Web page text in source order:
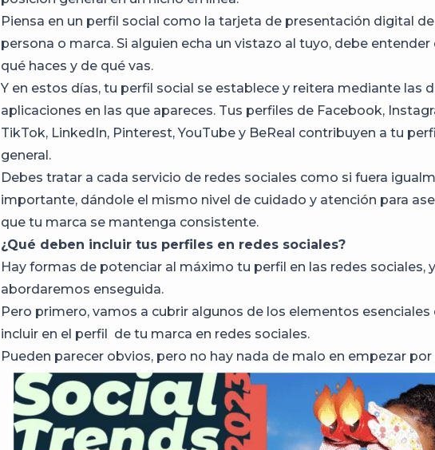
Piensa en un perfil social como la tarjeta de presentación digital
persona o marca. Si alguien echa un vistazo al tuyo, debe entender
qué haces y de qué vas.
Y en estos días, tu perfil social se establece y reitera mediante las
aplicaciones en las que apareces. Tus perfiles de Facebook,
TikTok, LinkedIn, Pinterest, YouTube y BeReal contribuyen a tu
general.
Debes tratar a cada servicio de redes sociales como si fuera
importante, dándole el mismo nivel de cuidado y atención para
que tu marca se mantenga consistente.
¿Qué deben incluir tus perfiles en redes sociales?
Hay formas de potenciar al máximo tu perfil en las redes sociales,
abordaremos enseguida.
Pero primero, vamos a cubrir algunos de los elementos esenciales
incluir en el perfil de tu marca en redes sociales.
Pueden parecer obvios, pero no hay nada de malo en empezar por